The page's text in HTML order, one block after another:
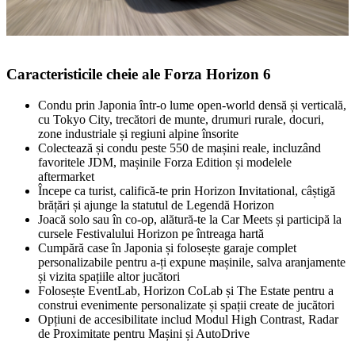
Caracteristicile cheie ale Forza Horizon 6
Condu prin Japonia într‑o lume open‑world densă și verticală,
cu Tokyo City, trecători de munte, drumuri rurale, docuri,
zone industriale și regiuni alpine însorite
Colectează și condu peste 550 de mașini reale, incluzând
favoritele JDM, mașinile Forza Edition și modelele
aftermarket
Începe ca turist, califică‑te prin Horizon Invitational, câștigă
brățări și ajunge la statutul de Legendă Horizon
Joacă solo sau în co‑op, alătură‑te la Car Meets și participă la
cursele Festivalului Horizon pe întreaga hartă
Cumpără case în Japonia și folosește garaje complet
personalizabile pentru a‑ți expune mașinile, salva aranjamente
și vizita spațiile altor jucători
Folosește EventLab, Horizon CoLab și The Estate pentru a
construi evenimente personalizate și spații create de jucători
Opțiuni de accesibilitate includ Modul High Contrast, Radar
de Proximitate pentru Mașini și AutoDrive